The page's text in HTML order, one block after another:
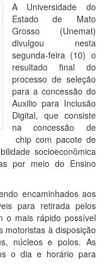
A Universidade do
Estado de Mato
Grosso (Unemat)
divulgou nesta
segunda-feira (10) o
resultado final do
processo de seleção
para a concessão do
Auxilio para Inclusão
Digital, que consiste
na concessão de
chip com pacote de
socioeconômica
por meio do Ensino
encaminhados aos
para retirada pelos
o mais rápido possível
motoristas à disposição
núcleos e polos. As
o dia e horário para